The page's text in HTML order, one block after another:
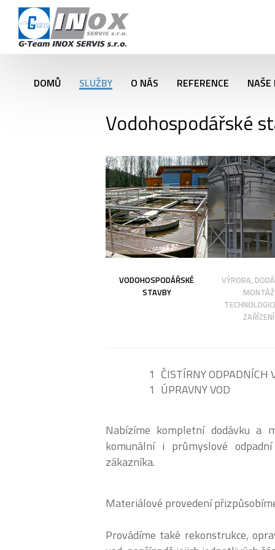
DOMŮ SLUŽBY O NÁS REFERENCE NAŠE
Vodohospodářské
VODOHOSPODÁŘSKÉ
STAVBY
VÝROBA,
MONTÁŽ
ZAŘÍZENÍ
ČISTÍRNY ODPADNÍCH
ÚPRAVNY VOD
Nabízíme kompletní dodávku a
komunální i průmyslové
zákazníka.
Materiálové provedení
Provádíme také rekonstrukce,